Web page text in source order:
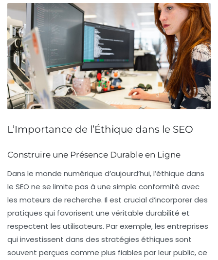
L’Importance de l’Éthique dans le SEO
Construire une Présence Durable en Ligne
Dans le monde numérique d’aujourd’hui, l’éthique dans
le SEO ne se limite pas à une simple conformité avec
les moteurs de recherche. Il est crucial d’incorporer des
pratiques qui favorisent une véritable durabilité et
respectent les utilisateurs. Par exemple, les entreprises
qui investissent dans des stratégies éthiques sont
souvent perçues comme plus fiables par leur public, ce